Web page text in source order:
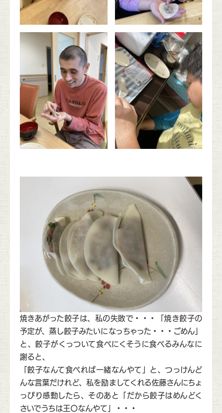
焼きあがった餃子は、私の失敗で・・・「焼き餃子の
予定が、蒸し餃子みたいになっちゃった・・・ごめん」
と、餃子がくっついて食べにくそうに食べるみんなに
謝ると、
「餃子なんて食べれば一緒なんやて」と、つっけんど
んな言葉だけれど、私を励ましてくれる佐藤さんにちょ
っぴり感動したら、そのあと「だから餃子はめんどく
さいでうちは王〇なんやて」・・・